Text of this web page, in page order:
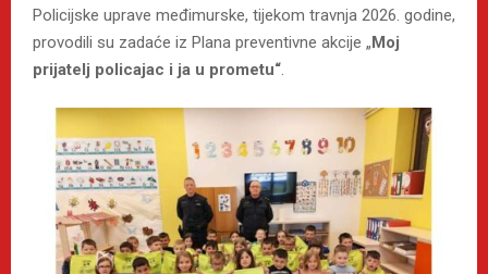
Policijske uprave međimurske, tijekom travnja 2026. godine,
provodili su zadaće iz Plana preventivne akcije „ Moj
prijatelj policajac i ja u prometu“.